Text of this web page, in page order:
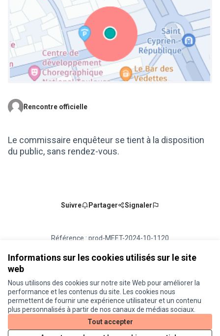
Informations sur les cookies utilisés sur le site
web
Nous utilisons des cookies sur notre site Web pour améliorer la
performance et les contenus du site. Les cookies nous
permettent de fournir une expérience utilisateur et un contenu
plus personnalisés à partir de nos canaux de médias sociaux.
Tout accepter
(Lien externe)
Rencontre officielle
Le commissaire enquêteur se tient à la disposition
du public, sans rendez-vous.
Suivre Partager Signaler
Référence : prod-MEET-2024-10-1120
Ajouter au calendrier
Conditions d'utilisation
Paramètres des cookies
Je participe ! sur X
(Lien externe)
Je participe ! sur Facebook
Je participe ! sur Instagram